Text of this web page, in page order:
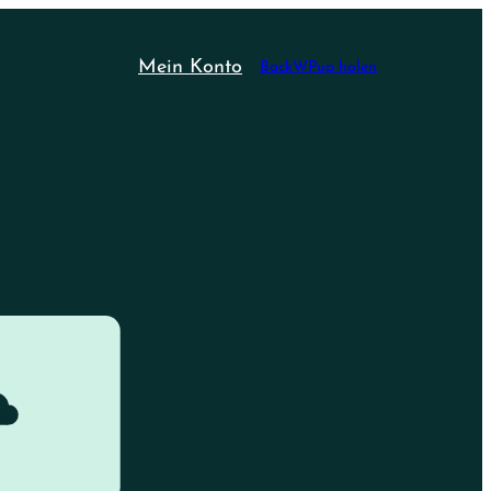
Mein Konto BackWPup holen